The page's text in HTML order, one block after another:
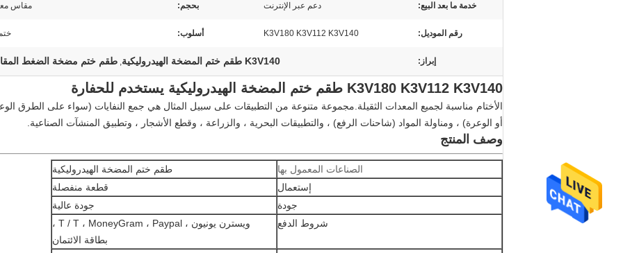
خدمة ما بعد البيع: دعم عبر الإنترنت بحجم: مقاس
رقم الموديل: K3V180 K3V112 K3V140 أسلوب:
إبراز: K3V140 طقم ختم المضخة الهيدروليكية , طقم ختم مضخة الضغط
K3V180 K3V112 K3V140 طقم ختم المضخة الهيدروليكية يستخدم للحفارة
الأختام مناسبة لجميع المعدات الثقيلة.مجموعة متنوعة من التطبيقات على سبيل المثال هي جمع النفايات (سواء على الطرق
أو الوعرة) ، ومناولة المواد (شاحنات الرفع) ، والتطبيقات البحرية ، والزراعة ، وقطع الأشجار ، وتطبيق المنشآت الصناعية.
وصف المنتج
الصناعات المعمول بها
طقم ختم المضخة الهيدروليكية
إستعمال
قطعة منفصلة
جودة
جودة عالية
شروط الدفع
ويسترن يونيون ، T / T ، MoneyGram ، Paypal ،
بطاقة الائتمان